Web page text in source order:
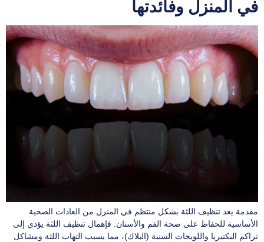
في المنزل وفائدتها
مقدمة يعد تنظيف اللثة بشكل منتظم في المنزل من العادات الصحية
الأساسية للحفاظ على صحة الفم والأسنان. فإهمال تنظيف اللثة يؤدي إلى
تراكم البكتيريا واللويحات السنية (البلاك)، مما يسبب التهاب اللثة ومشاكل